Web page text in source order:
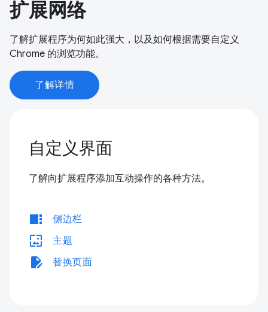
扩展网络
了解扩展程序为何如此强大，以及如何根据需要自定义
Chrome 的浏览功能。
了解详情
自定义界面
了解向扩展程序添加互动操作的各种方法。
view_sidebar 侧边栏
wallpaper 主题
edit_document 替换页面